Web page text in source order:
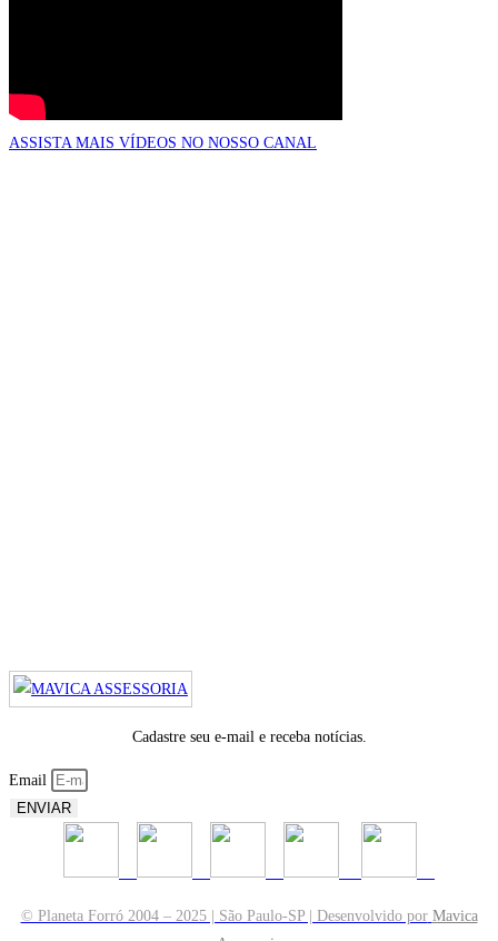
ASSISTA MAIS VÍDEOS NO NOSSO CANAL
Cadastre seu e-mail e receba notícias.
Email
ENVIAR
© Planeta Forró 2004 – 2025 | São Paulo-SP | Desenvolvido por Mavica